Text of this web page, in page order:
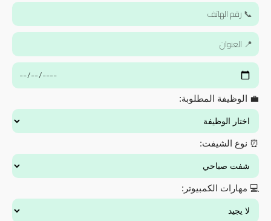
💼 الوظيفة المطلوبة:
⏰ نوع الشيفت:
💻 مهارات الكمبيوتر: